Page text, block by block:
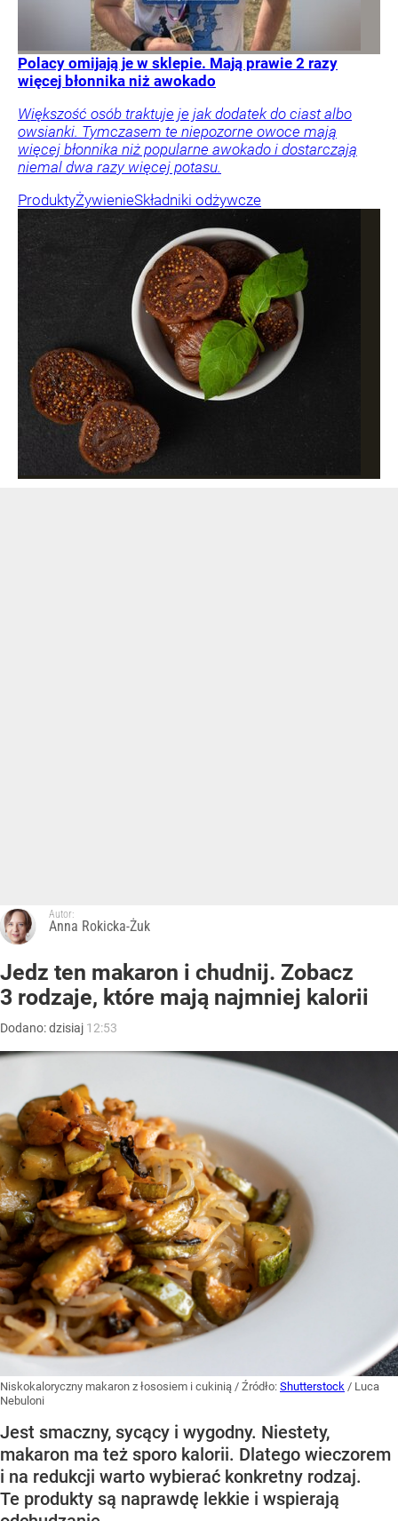
Polacy omijają je w sklepie. Mają prawie 2 razy
więcej błonnika niż awokado
Większość osób traktuje je jak dodatek do ciast albo
owsianki. Tymczasem te niepozorne owoce mają
więcej błonnika niż popularne awokado i dostarczają
niemal dwa razy więcej potasu.
ProduktyŻywienieSkładniki odżywcze
Autor:
Anna Rokicka-Żuk
Jedz ten makaron i chudnij. Zobacz
3 rodzaje, które mają najmniej kalorii
Dodano:dzisiaj 12:53
Niskokaloryczny makaron z łososiem i cukinią / Źródło: Shutterstock / Luca
Nebuloni
Jest smaczny, sycący i wygodny. Niestety,
makaron ma też sporo kalorii. Dlatego wieczorem
i na redukcji warto wybierać konkretny rodzaj.
Te produkty są naprawdę lekkie i wspierają